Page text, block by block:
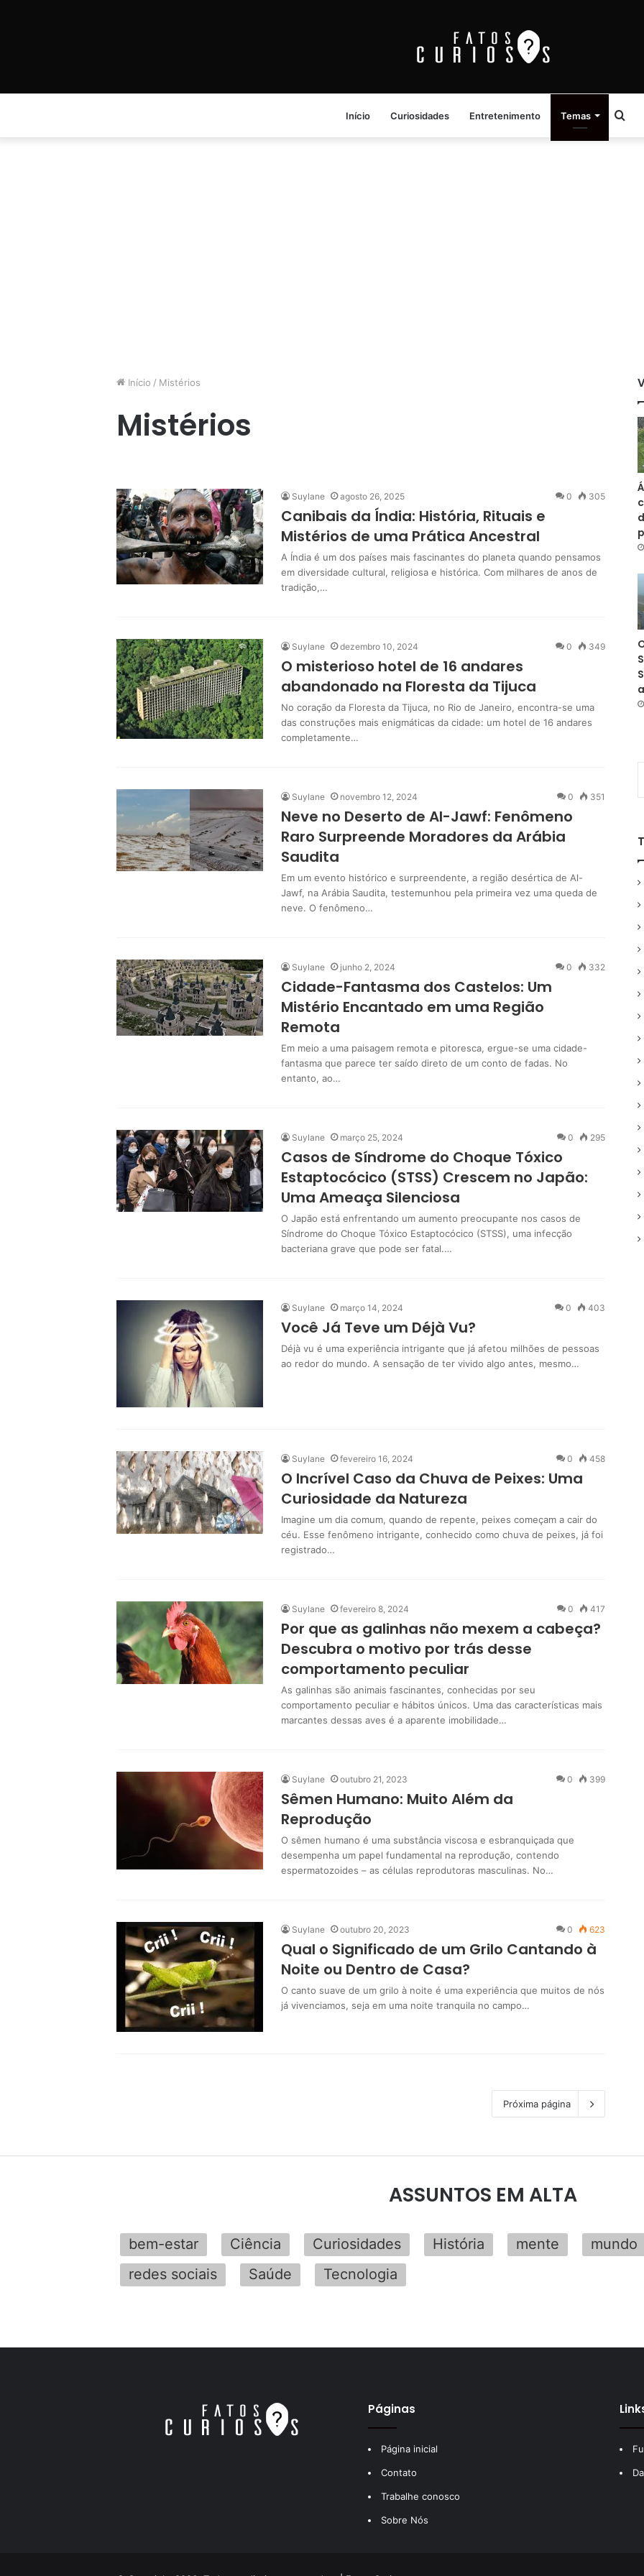
Início Curiosidades Entretenimento Temas
Início / Mistérios
Mistérios
Suylane agosto 26, 2025 0 305
Canibais da Índia: História, Rituais e
Mistérios de uma Prática Ancestral
A Índia é um dos países mais fascinantes do planeta quando pensamos
em diversidade cultural, religiosa e histórica. Com milhares de anos de
tradição,…
Suylane dezembro 10, 2024 0 349
O misterioso hotel de 16 andares
abandonado na Floresta da Tijuca
No coração da Floresta da Tijuca, no Rio de Janeiro, encontra-se uma
das construções mais enigmáticas da cidade: um hotel de 16 andares
completamente…
Suylane novembro 12, 2024 0 351
Neve no Deserto de Al-Jawf: Fenômeno
Raro Surpreende Moradores da Arábia
Saudita
Em um evento histórico e surpreendente, a região desértica de Al-
Jawf, na Arábia Saudita, testemunhou pela primeira vez uma queda de
neve. O fenômeno…
Suylane junho 2, 2024 0 332
Cidade-Fantasma dos Castelos: Um
Mistério Encantado em uma Região
Remota
Em meio a uma paisagem remota e pitoresca, ergue-se uma cidade-
fantasma que parece ter saído direto de um conto de fadas. No
entanto, ao…
Suylane março 25, 2024 0 295
Casos de Síndrome do Choque Tóxico
Estaptocócico (STSS) Crescem no Japão:
Uma Ameaça Silenciosa
O Japão está enfrentando um aumento preocupante nos casos de
Síndrome do Choque Tóxico Estaptocócico (STSS), uma infecção
bacteriana grave que pode ser fatal.…
Suylane março 14, 2024 0 403
Você Já Teve um Déjà Vu?
Déjà vu é uma experiência intrigante que já afetou milhões de pessoas
ao redor do mundo. A sensação de ter vivido algo antes, mesmo…
Suylane fevereiro 16, 2024 0 458
O Incrível Caso da Chuva de Peixes: Uma
Curiosidade da Natureza
Imagine um dia comum, quando de repente, peixes começam a cair do
céu. Esse fenômeno intrigante, conhecido como chuva de peixes, já foi
registrado…
Suylane fevereiro 8, 2024 0 417
Por que as galinhas não mexem a cabeça?
Descubra o motivo por trás desse
comportamento peculiar
As galinhas são animais fascinantes, conhecidas por seu
comportamento peculiar e hábitos únicos. Uma das características mais
marcantes dessas aves é a aparente imobilidade…
Suylane outubro 21, 2023 0 399
Sêmen Humano: Muito Além da
Reprodução
O sêmen humano é uma substância viscosa e esbranquiçada que
desempenha um papel fundamental na reprodução, contendo
espermatozoides – as células reprodutoras masculinas. No…
Suylane outubro 20, 2023 0 623
Qual o Significado de um Grilo Cantando à
Noite ou Dentro de Casa?
O canto suave de um grilo à noite é uma experiência que muitos de nós
já vivenciamos, seja em uma noite tranquila no campo…
Próxima página
ASSUNTOS EM ALTA
bem-estar Ciência Curiosidades História mente mundo
redes sociais
Saúde Tecnologia
Páginas
Página inicial
Contato
Trabalhe conosco
Sobre Nós